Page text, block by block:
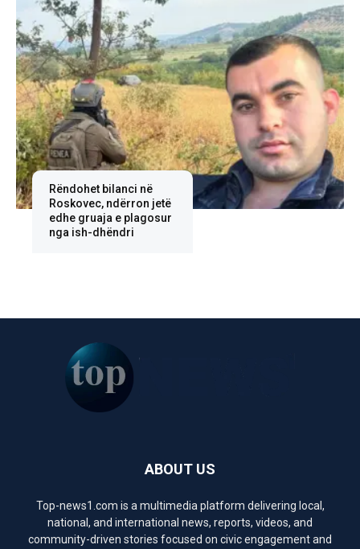
Rëndohet bilanci në
Roskovec, ndërron jetë
edhe gruaja e plagosur
nga ish-dhëndri
ABOUT US
Top-news1.com is a multimedia platform delivering local,
national, and international news, reports, videos, and
community-driven stories focused on civic engagement and